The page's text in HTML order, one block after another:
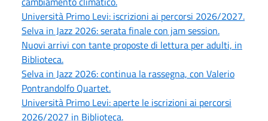
Università Primo Levi: iscrizioni ai percorsi 2026/2027.
Selva in Jazz 2026: serata finale con jam session.
Nuovi arrivi con tante proposte di lettura per adulti, in
Biblioteca.
Selva in Jazz 2026: continua la rassegna, con Valerio
Pontrandolfo Quartet.
Università Primo Levi: aperte le iscrizioni ai percorsi
2026/2027 in Biblioteca.